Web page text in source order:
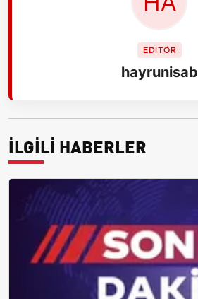
EDİTÖR
hayrunisab
İLGİLİ HABERLER